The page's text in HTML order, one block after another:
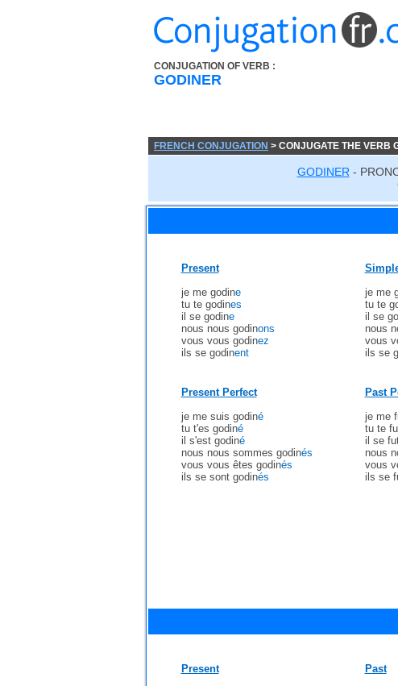
CONJUGATION OF VERB :
GODINER
FRENCH CONJUGATION > CONJUGATE THE VERB
GODINER -
Present
je me godine
tu te godines
il se godine
nous nous godinons
vous vous godinez
ils se godinent
je me
tu te
il se
nous
vous
ils se
Present Perfect
je me suis godiné
tu t'es godiné
il s'est godiné
nous nous sommes godinés
vous vous êtes godinés
ils se sont godinés
Past
je me
tu te
il se
nous
vous
ils se
Present
Past